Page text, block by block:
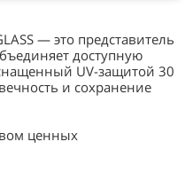
— это представитель
доступную
UV-защитой 30
и сохранение
ценных